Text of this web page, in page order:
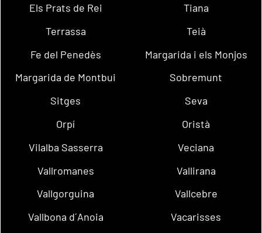
Els Prats de Rei
Tiana
Terrassa
Teià
Fe del Penedès
Margarida i els Monjos
Margarida de Montbui
Sobremunt
Sitges
Seva
Orpí
Oristà
Vilalba Sasserra
Veciana
Vallromanes
Vallirana
Vallgorguina
Vallcebre
Vallbona d´Anoia
Vacarisses